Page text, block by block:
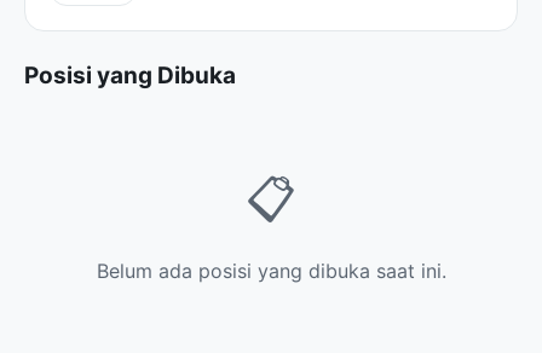
Posisi yang Dibuka
📋
Belum ada posisi yang dibuka saat ini.